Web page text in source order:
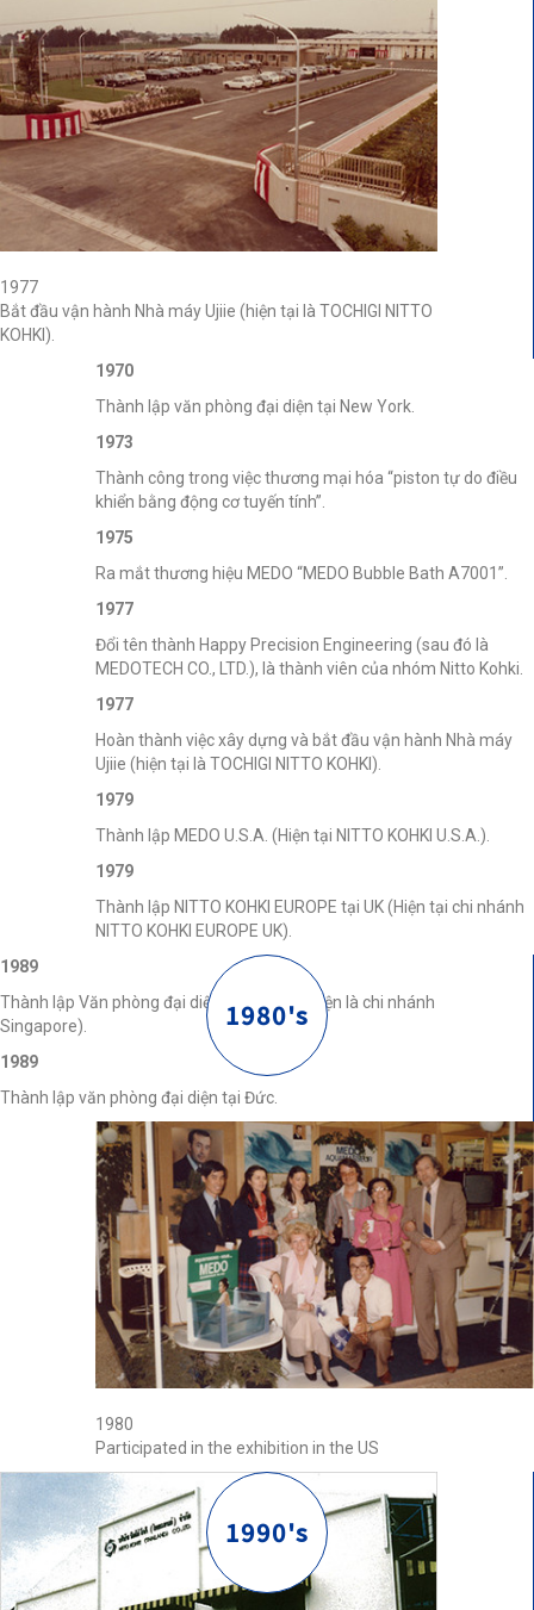
1977
Bắt đầu vận hành Nhà máy Ujiie (hiện tại là TOCHIGI NITTO
KOHKI).
1970
Thành lập văn phòng đại diện tại New York.
1973
Thành công trong việc thương mại hóa “piston tự do điều
khiển bằng động cơ tuyến tính”.
1975
Ra mắt thương hiệu MEDO “MEDO Bubble Bath A7001”.
1977
Đổi tên thành Happy Precision Engineering (sau đó là
MEDOTECH CO., LTD.), là thành viên của nhóm Nitto Kohki.
1977
Hoàn thành việc xây dựng và bắt đầu vận hành Nhà máy
Ujiie (hiện tại là TOCHIGI NITTO KOHKI).
1979
Thành lập MEDO U.S.A. (Hiện tại NITTO KOHKI U.S.A.).
1979
Thành lập NITTO KOHKI EUROPE tại UK (Hiện tại chi nhánh
NITTO KOHKI EUROPE UK).
1980's
1989
Thành lập Văn phòng đại diện Singapore (hiện là chi nhánh
Singapore).
1989
Thành lập văn phòng đại diện tại Đức.
1980
Participated in the exhibition in the US
1990's